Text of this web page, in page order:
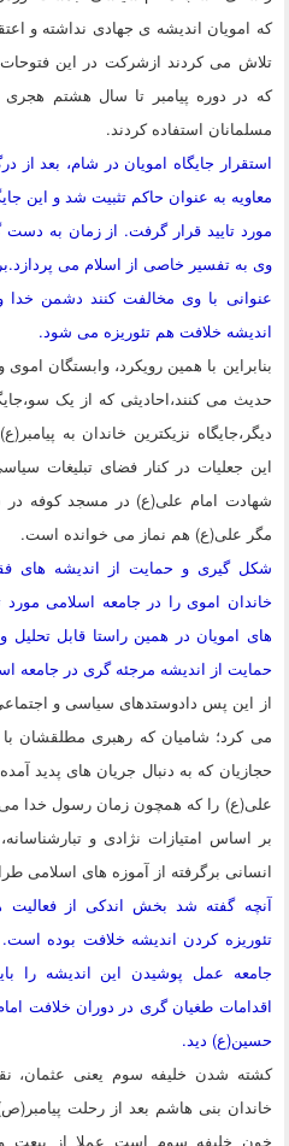
که امویان اندیشه ی جهادی نداشته و
تلاش می کردند ازشرکت در این
که در دوره پیامبر تا سال هشتم
مسلمانان استفاده کردند.
استقرار جایگاه امویان در شام، بعد از
معاویه به عنوان حاکم تثبیت شد و این
مورد تایید قرار گرفت. از زمان به
وی به تفسیر خاصی از اسلام می
عنوانی با وی مخالفت کنند دشمن خدا
اندیشه خلافت هم تئوریزه می شود.
بنابراین با همین رویکرد، وابستگان
حدیث می کنند،احادیثی که از یک
دیگر،جایگاه نزیکترین خاندان به
این جعلیات در کنار فضای تبلیغات
شهادت امام علی(ع) در مسجد کوفه در
مگر علی(ع) هم نماز می خوانده است.
شکل گیری و حمایت از اندیشه های
خاندان اموی را در جامعه اسلامی مورد
های امویان در همین راستا قابل
حمایت از اندیشه مرجئه گری در جامعه
از این پس دادوستدهای سیاسی و
می کرد؛ شامیان که رهبری مطلقشان
حجازیان که به دنبال جریان های پدید
علی(ع) را که همچون زمان رسول خدا می
بر اساس امتیازات نژادی و
انسانی برگرفته از آموزه های اسلامی
آنچه گفته شد بخش اندکی از فعالیت
تئوریزه کردن اندیشه خلافت بوده
جامعه عمل پوشیدن این اندیشه را
اقدامات طغیان گری در دوران خلافت
حسین(ع) دید.
کشته شدن خلیفه سوم یعنی عثمان،
خاندان بنی هاشم بعد از رحلت
خون خلیفه سوم است عملا از بیعت و